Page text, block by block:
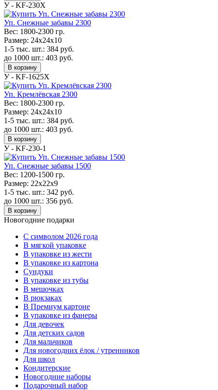
У - KF-230Х
Уп. Снежные забавы 2300
Вес: 1800-2300 гр.
Размер: 24х24х10
1-5 тыс. шт.: 384 руб.
до 1000 шт.: 403 руб.
В корзину
У - KF-1625Х
Уп. Кремлёвская 2300
Вес: 1800-2300 гр.
Размер: 24х24х10
1-5 тыс. шт.: 384 руб.
до 1000 шт.: 403 руб.
В корзину
У - KF-230-1
Уп. Снежные забавы 1500
Вес: 1200-1500 гр.
Размер: 22х22х9
1-5 тыс. шт.: 342 руб.
до 1000 шт.: 356 руб.
В корзину
Новогодние подарки
C символом 2026 года
В мягкой упаковке
В упаковке из жести
В упаковке из картона
Сундуки
В упаковке из тубы
В мешочках
В рюкзаках
В Премиум картоне
В упаковке из фанеры
Для девочек
Для детских садов
Для мальчиков
Для новогодних ёлок / утренников
Для школ
Кондитерские
Новогодние наборы
Подарочный набор